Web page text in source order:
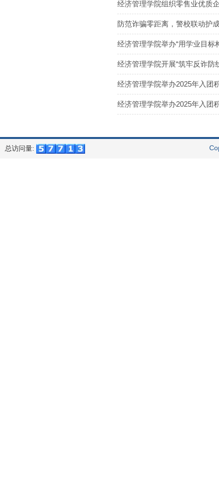
经济管理学院组织零售业优质
防范诈骗零距离，警校联动护
经济管理学院举办“用学业目标
经济管理学院开展“筑牢反诈防
经济管理学院举办2025年入团
经济管理学院举办2025年入团
总访问量: